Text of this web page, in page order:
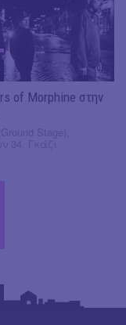
of Morphine στην